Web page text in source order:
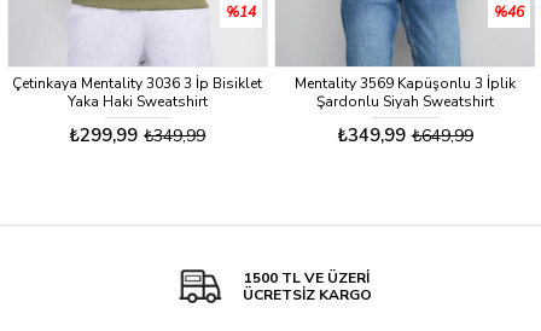
Çetinkaya Mentality 3036 3 İp Bisiklet
Yaka Haki Sweatshirt
₺299,99 ₺349,99
%14
Mentality 3569 Kapüşonlu 3 İplik
Şardonlu Siyah Sweatshirt
₺349,99 ₺649,99
%46
1500 TL VE ÜZERİ
ÜCRETSİZ KARGO